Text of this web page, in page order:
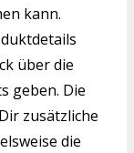
kann.
über die
geben. Die
zusätzliche
die